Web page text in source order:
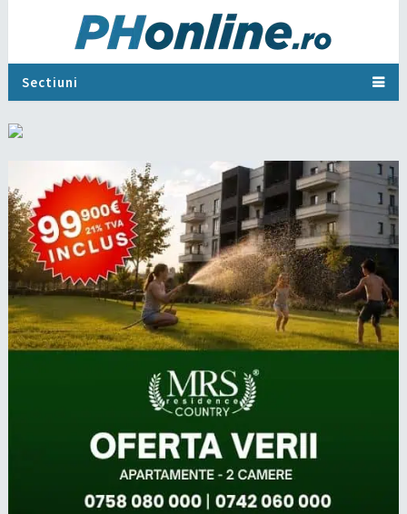
Sectiuni